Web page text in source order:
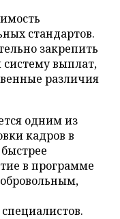
стандартов.
закрепить
выплат,
различия
одним из
кадров в
в программе